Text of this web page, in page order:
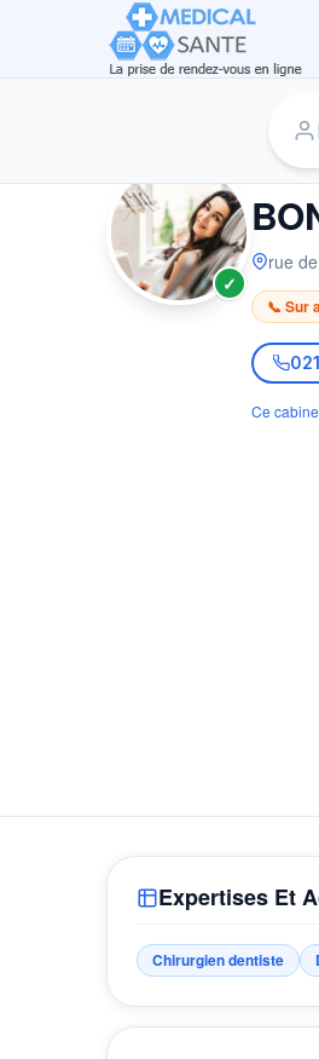
✓
rue
📞 Sur
Ce
Expertises Et
Chirurgien dentiste